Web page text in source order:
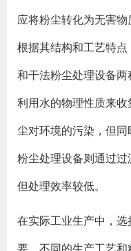
应将粉尘转化为无害物
根据其结构和工艺特
和干法粉尘处理设备
利用水的物理性质来
尘对环境的污染，但
粉尘处理设备则通过过
但处理效率较低。
在实际工业生产中，